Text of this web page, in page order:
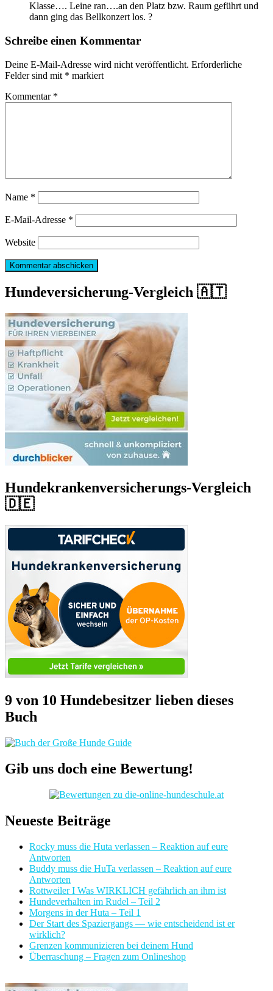
Klasse…. Leine ran….an den Platz bzw. Raum geführt und
dann ging das Bellkonzert los. ?
Schreibe einen Kommentar
Deine E-Mail-Adresse wird nicht veröffentlicht. Erforderliche
Felder sind mit * markiert
Kommentar *
Name *
E-Mail-Adresse *
Website
Hundeversicherung-Vergleich 🇦🇹
Hundekrankenversicherungs-Vergleich
🇩🇪
9 von 10 Hundebesitzer lieben dieses
Buch
Gib uns doch eine Bewertung!
Neueste Beiträge
Rocky muss die Huta verlassen – Reaktion auf eure
Antworten
Buddy muss die HuTa verlassen – Reaktion auf eure
Antworten
Rottweiler I Was WIRKLICH gefährlich an ihm ist
Hundeverhalten im Rudel – Teil 2
Morgens in der Huta – Teil 1
Der Start des Spaziergangs — wie entscheidend ist er
wirklich?
Grenzen kommunizieren bei deinem Hund
Überraschung – Fragen zum Onlineshop